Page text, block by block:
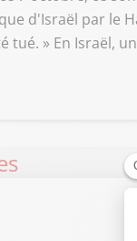
d'Israël par le
tué. » En Israël,